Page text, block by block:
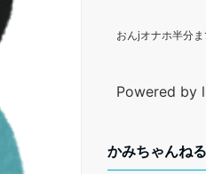
おんjオナホ半分
Powered by
かみちゃんねる